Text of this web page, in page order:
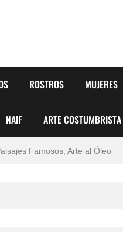
ROSTROS MUJERES
NAIF ARTE COSTUMBRISTA
Para Colorear Imágenes
Famosos, Arte al Óleo